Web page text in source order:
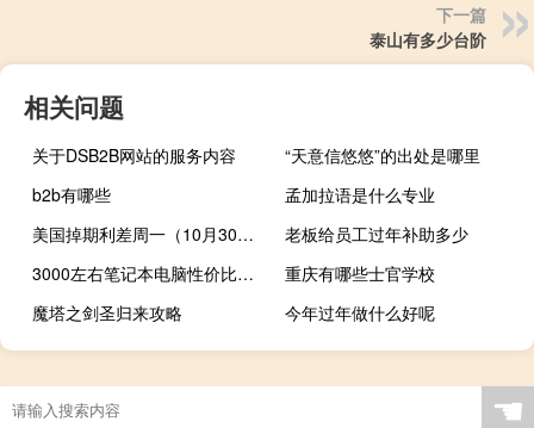
下一篇
泰山有多少台阶
相关问题
关于DSB2B网站的服务内容
“天意信悠悠”的出处是哪里
b2b有哪些
孟加拉语是什么专业
美国掉期利差周一（10月30日）延续缩窄趋势日内10年期有担保隔夜融资利率（SOFR）一度跌至2020年10月以来新低水平
老板给员工过年补助多少
3000左右笔记本电脑性价比排行（3000左右笔记本）
重庆有哪些士官学校
魔塔之剑圣归来攻略
今年过年做什么好呢
红与黑游戏攻略
☚